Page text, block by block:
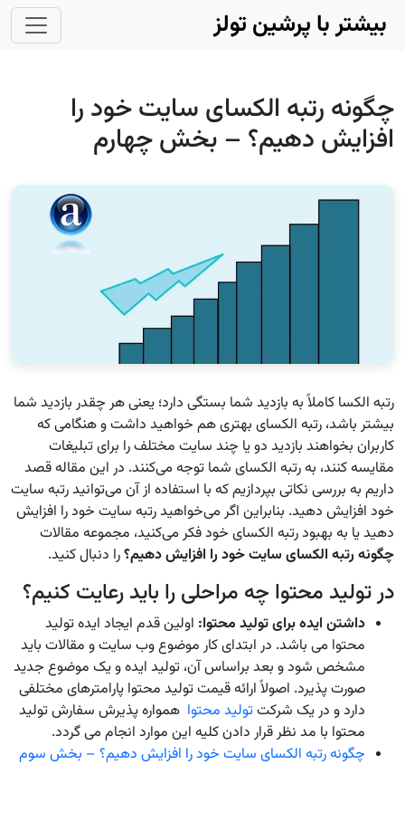
Skip to main content
بیشتر با پرشین تولز
چگونه رتبه الکسای سایت خود را
افزایش دهیم؟ – بخش چهارم
رتبه الکسا کاملاً به بازدید شما بستگی دارد؛ یعنی هر چقدر بازدید شما
بیشتر باشد، رتبه الکسای بهتری هم خواهید داشت و هنگامی که
کاربران بخواهند بازدید دو یا چند سایت مختلف را برای تبلیغات
مقایسه کنند، به رتبه الکسای شما توجه می‌کنند. در این مقاله قصد
داریم به بررسی نکاتی بپردازیم که با استفاده از آن می‌توانید رتبه سایت
خود افزایش دهید. بنابراین اگر می‌خواهید رتبه سایت خود را افزایش
دهید یا به بهبود رتبه الکسای خود فکر می‌کنید، مجموعه مقالات
چگونه رتبه الکسای سایت خود را افزایش دهیم؟را دنبال کنید.
در تولید محتوا چه مراحلی را باید رعایت کنیم؟
داشتن ایده برای تولید محتوا: اولین قدم ایجاد ایده تولید
محتوا می باشد. در ابتدای کار موضوع وب سایت و مقالات باید
مشخص شود و بعد براساس آن، تولید ایده و یک موضوع جدید
صورت پذیرد. اصولاً ارائه قیمت تولید محتوا پارامترهای مختلفی
دارد و در یک شرکتتولید محتوا همواره پذیرش سفارش تولید
محتوا با مد نظر قرار دادن کلیه این موارد انجام می گردد.
چگونه رتبه الکسای سایت خود را افزایش دهیم؟ – بخش سوم